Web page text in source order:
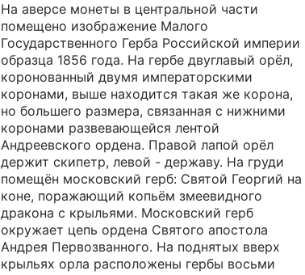
На аверсе монеты в центральной части
помещено изображение Малого
Государственного Герба Российской империи
образца 1856 года. На гербе двуглавый орёл,
коронованный двумя императорскими
коронами, выше находится такая же корона,
но большего размера, связанная с нижними
коронами развевающейся лентой
Андреевского ордена. Правой лапой орёл
держит скипетр, левой - державу. На груди
помещён московский герб: Святой Георгий на
коне, поражающий копьём змеевидного
дракона с крыльями. Московский герб
окружает цепь ордена Святого апостола
Андрея Первозванного. На поднятых вверх
крыльях орла расположены гербы восьми